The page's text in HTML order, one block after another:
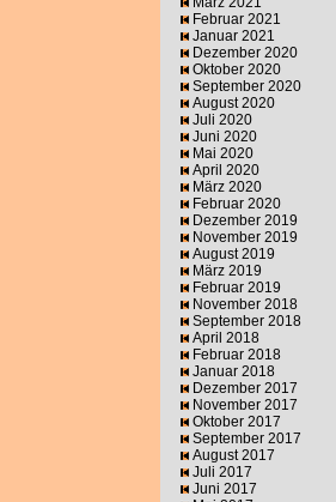
Februar 2021
Januar 2021
Dezember 2020
Oktober 2020
September 2020
August 2020
Juli 2020
Juni 2020
Mai 2020
April 2020
März 2020
Februar 2020
Dezember 2019
November 2019
August 2019
März 2019
Februar 2019
November 2018
September 2018
April 2018
Februar 2018
Januar 2018
Dezember 2017
November 2017
Oktober 2017
September 2017
August 2017
Juli 2017
Juni 2017